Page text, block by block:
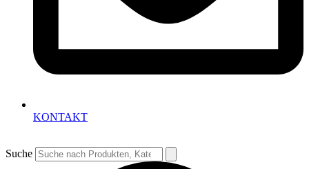
KONTAKT
Suche